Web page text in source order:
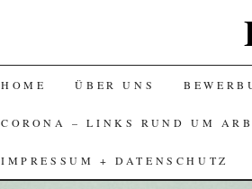
SKIP
TO
CONTENT
HOME ÜBER UNS
CORONA – LINKS RUND UM
IMPRESSUM + DATENSCHUTZ